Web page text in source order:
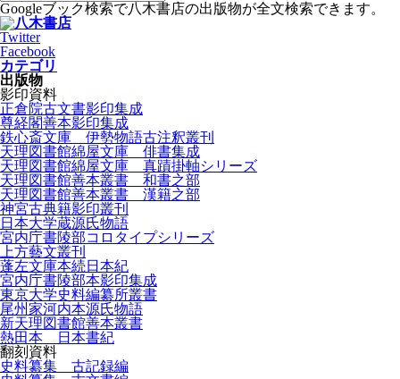
Googleブック検索で八木書店の出版物が全文検索できます。
Twitter
Facebook
カテゴリ
出版物
影印資料
正倉院古文書影印集成
尊経閣善本影印集成
鉄心斎文庫 伊勢物語古注釈叢刊
天理図書館綿屋文庫 俳書集成
天理図書館綿屋文庫 真蹟掛軸シリーズ
天理図書館善本叢書 和書之部
天理図書館善本叢書 漢籍之部
神宮古典籍影印叢刊
日本大学蔵源氏物語
宮内庁書陵部コロタイプシリーズ
上方藝文叢刊
蓬左文庫本続日本紀
宮内庁書陵部本影印集成
東京大学史料編纂所叢書
尾州家河内本源氏物語
新天理図書館善本叢書
熱田本 日本書紀
翻刻資料
史料纂集 古記録編